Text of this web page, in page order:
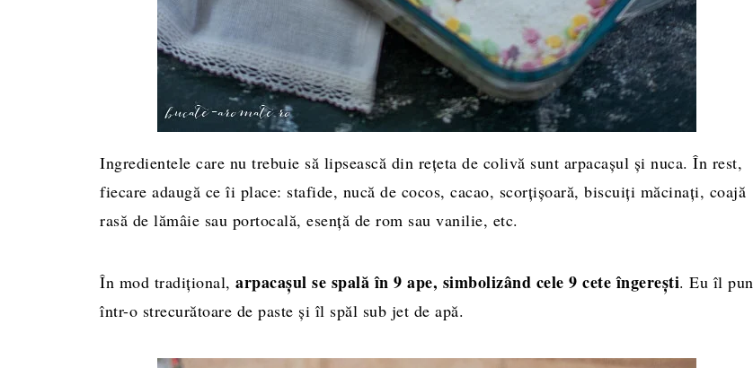
Ingredientele care nu trebuie să lipsească din reţeta de colivă sunt arpacaşul şi nuca. În rest,
fiecare adaugă ce îi place: stafide, nucă de cocos, cacao, scorţişoară, biscuiţi măcinaţi, coajă
rasă de lămâie sau portocală, esenţă de rom sau vanilie, etc.
În mod tradițional, arpacașul se spală în 9 ape, simbolizând cele 9 cete îngerești. Eu îl pun
într-o strecurătoare de paste și îl spăl sub jet de apă.